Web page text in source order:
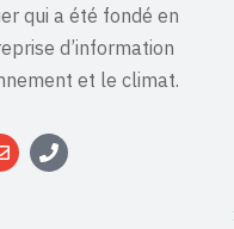
qui a été fondé en
d’information
et le climat.